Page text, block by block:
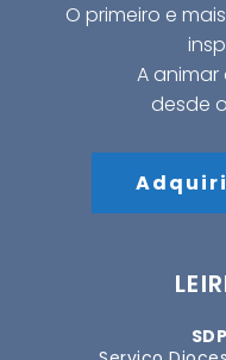
O primeiro e
A animar
desde